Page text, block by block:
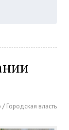
/ Городская власть